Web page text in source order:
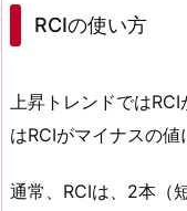
RCIの使い方
上昇トレンドでは
はRCIがマイナスの値
通常、RCIは、2本（